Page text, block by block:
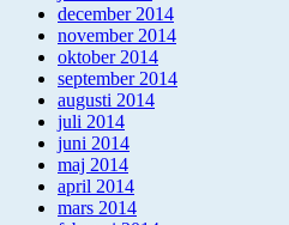
december 2014
november 2014
oktober 2014
september 2014
augusti 2014
juli 2014
juni 2014
maj 2014
april 2014
mars 2014